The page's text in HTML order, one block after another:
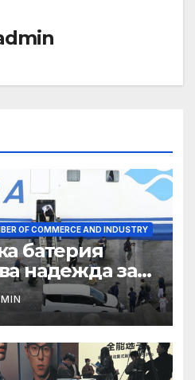
OF COMMERCE AND INDUSTRY
батерия
надежда за
водород